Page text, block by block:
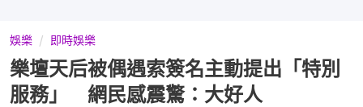
娛樂 即時娛樂
樂壇天后被偶遇索簽名主動提出「特別
服務」 網民感震驚：大好人